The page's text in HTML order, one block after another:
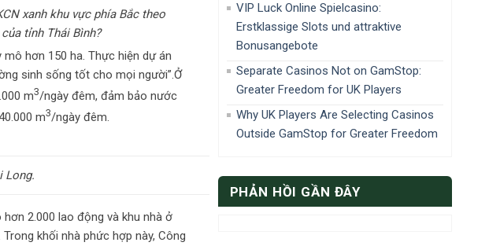
xanh khu vực phía Bắc theo
tỉnh Thái Bình?
hơn 150 ha. Thực hiện dự án
sinh sống tốt cho mọi người”.Ở
m3/ngày đêm, đảm bảo nước
m3/ngày đêm.
Long.
2.000 lao động và khu nhà ở
khối nhà phức hợp này, Công
VIP Luck Online Spielcasino:
Erstklassige Slots und attraktive
Bonusangebote
Separate Casinos Not on GamStop:
Greater Freedom for UK Players
Why UK Players Are Selecting Casinos
Outside GamStop for Greater Freedom
PHẢN HỒI GẦN ĐÂY